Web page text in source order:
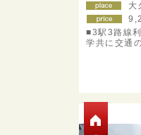
大
■3駅3路線
学共に交通